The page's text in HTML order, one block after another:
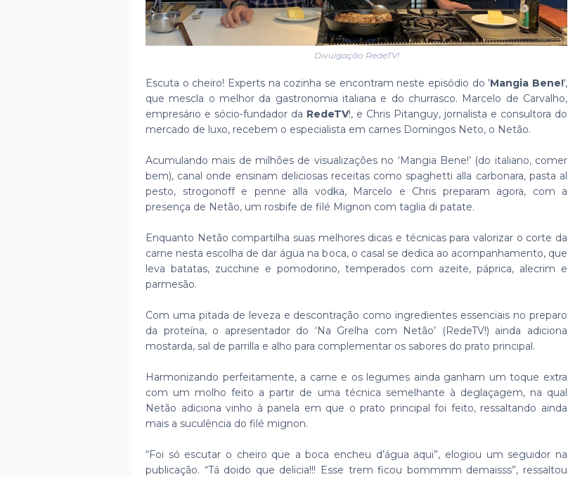
Divulgação RedeTV!
Escuta o cheiro! Experts na cozinha se encontram neste episódio do 'Mangia Bene!',
que mescla o melhor da gastronomia italiana e do churrasco. Marcelo de Carvalho,
empresário e sócio-fundador da RedeTV!, e Chris Pitanguy, jornalista e consultora do
mercado de luxo, recebem o especialista em carnes Domingos Neto, o Netão.
Acumulando mais de milhões de visualizações no ‘Mangia Bene!’ (do italiano, comer
bem), canal onde ensinam deliciosas receitas como spaghetti alla carbonara, pasta al
pesto, strogonoff e penne alla vodka, Marcelo e Chris preparam agora, com a
presença de Netão, um rosbife de filé Mignon com taglia di patate.
Enquanto Netão compartilha suas melhores dicas e técnicas para valorizar o corte da
carne nesta escolha de dar água na boca, o casal se dedica ao acompanhamento, que
leva batatas, zucchine e pomodorino, temperados com azeite, páprica, alecrim e
parmesão.
Com uma pitada de leveza e descontração como ingredientes essenciais no preparo
da proteína, o apresentador do ‘Na Grelha com Netão’ (RedeTV!) ainda adiciona
mostarda, sal de parrilla e alho para complementar os sabores do prato principal.
Harmonizando perfeitamente, a carne e os legumes ainda ganham um toque extra
com um molho feito a partir de uma técnica semelhante à deglaçagem, na qual
Netão adiciona vinho à panela em que o prato principal foi feito, ressaltando ainda
mais a suculência do filé mignon.
“Foi só escutar o cheiro que a boca encheu d’água aqui”, elogiou um seguidor na
publicação. “Tá doido que delicia!!! Esse trem ficou bommmm demaisss”, ressaltou